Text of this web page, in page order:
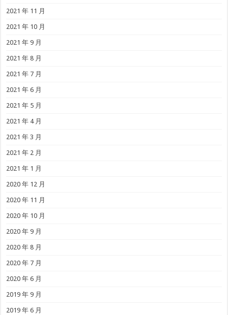
2021 年 11 月
2021 年 10 月
2021 年 9 月
2021 年 8 月
2021 年 7 月
2021 年 6 月
2021 年 5 月
2021 年 4 月
2021 年 3 月
2021 年 2 月
2021 年 1 月
2020 年 12 月
2020 年 11 月
2020 年 10 月
2020 年 9 月
2020 年 8 月
2020 年 7 月
2020 年 6 月
2019 年 9 月
2019 年 6 月